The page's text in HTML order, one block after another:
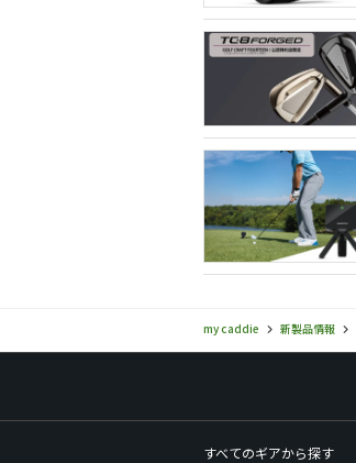
my caddie 新製品情報
すべてのギアから探す